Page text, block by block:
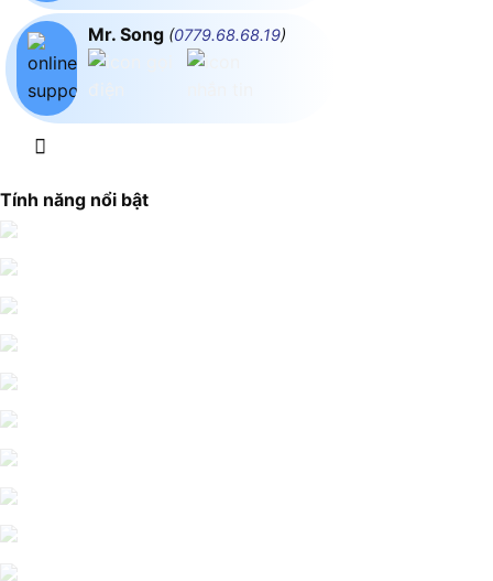
Mr. Song (0779.68.68.19)
Tính năng nổi bật